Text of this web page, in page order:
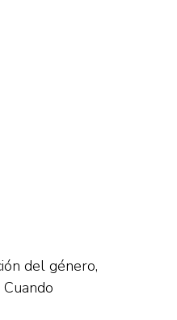
del género,